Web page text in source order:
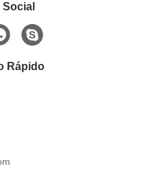
Social
Rápido